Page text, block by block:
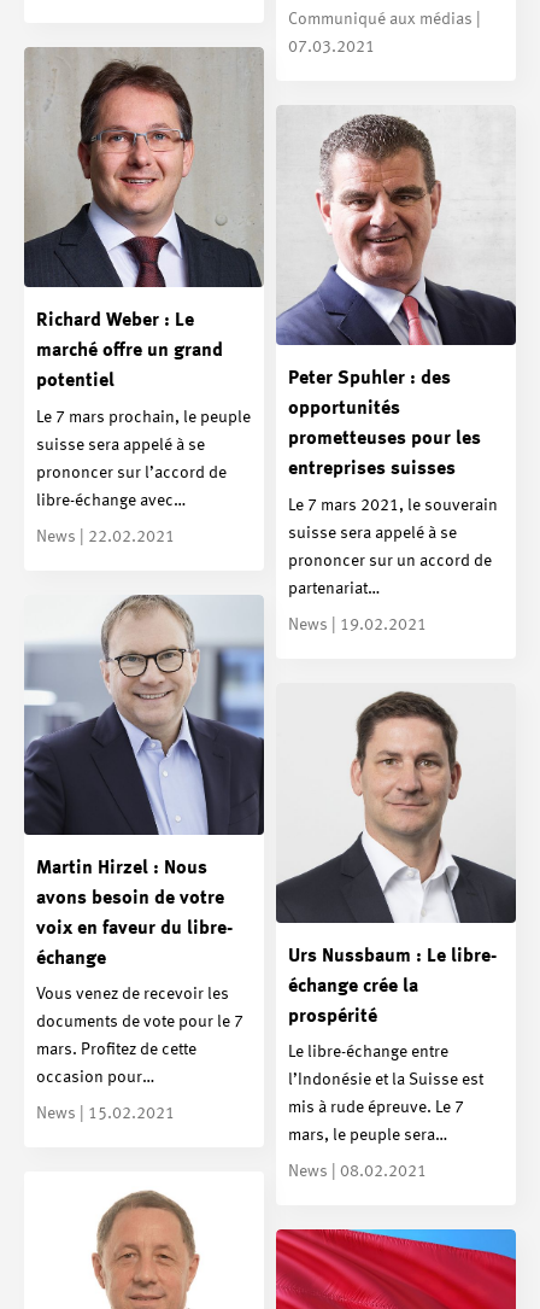
Communiqué aux médias |
07.03.2021
Richard Weber : Le
marché offre un grand
potentiel
Le 7 mars prochain, le peuple
suisse sera appelé à se
prononcer sur l’accord de
libre-échange avec…
News | 22.02.2021
Peter Spuhler : des
opportunités
prometteuses pour les
entreprises suisses
Le 7 mars 2021, le souverain
suisse sera appelé à se
prononcer sur un accord de
partenariat…
News | 19.02.2021
Martin Hirzel : Nous
avons besoin de votre
voix en faveur du libre-
échange
Vous venez de recevoir les
documents de vote pour le 7
mars. Profitez de cette
occasion pour…
News | 15.02.2021
Urs Nussbaum : Le libre-
échange crée la
prospérité
Le libre-échange entre
l’Indonésie et la Suisse est
mis à rude épreuve. Le 7
mars, le peuple sera…
News | 08.02.2021